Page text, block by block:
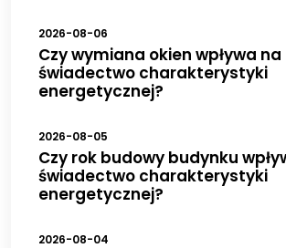
2026-08-06
Czy wymiana okien wpływa na
świadectwo charakterystyki
energetycznej?
2026-08-05
Czy rok budowy budynku
świadectwo charakterystyki
energetycznej?
2026-08-04